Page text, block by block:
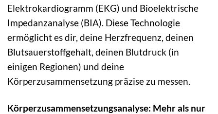
Elektrokardiogramm (EKG) und Bioelektrische
Impedanzanalyse (BIA). Diese Technologie
ermöglicht es dir, deine Herzfrequenz, deinen
Blutsauerstoffgehalt, deinen Blutdruck (in
einigen Regionen) und deine
Körperzusammensetzung präzise zu messen.
Körperzusammensetzungsanalyse: Mehr als nur